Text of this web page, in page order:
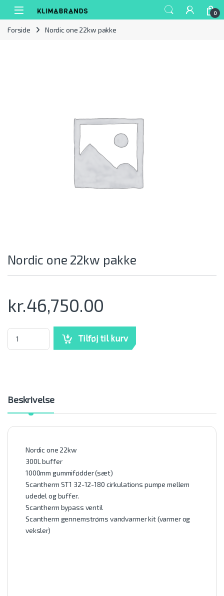
Spring til navigation
Gå til indhold
0
Forside Nordic one 22kw pakke
Nordic one 22kw pakke
kr.46,750.00
Nordic one 22kw pakke mængde
Tilføj til kurv
Beskrivelse
Nordic one 22kw
300L buffer
1000mm gummifødder (sæt)
Scantherm ST1 32-12-180 cirkulations pumpe mellem
udedel og buffer.
Scantherm bypass ventil
Scantherm gennemstrøms vandvarmer kit (varmer og
veksler)